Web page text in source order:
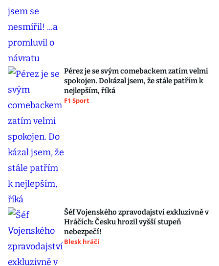
Pérez je se svým comebackem zatím velmi
spokojen. Dokázal jsem, že stále patřím k
nejlepším, říká
F1 Sport
Šéf Vojenského zpravodajství exkluzivně v
Hráčích: Česku hrozil vyšší stupeň
nebezpečí!
Blesk hráči